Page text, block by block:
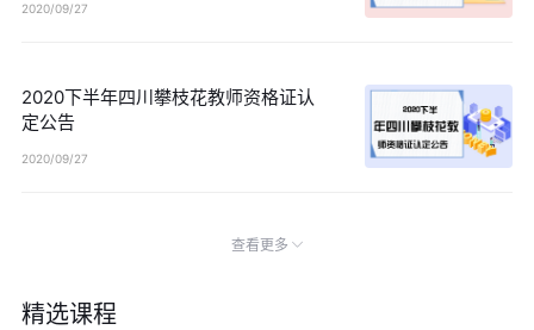
2020/09/27
2020下半年四川攀枝花教师资格证认
定公告
2020/09/27
查看更多
精选课程